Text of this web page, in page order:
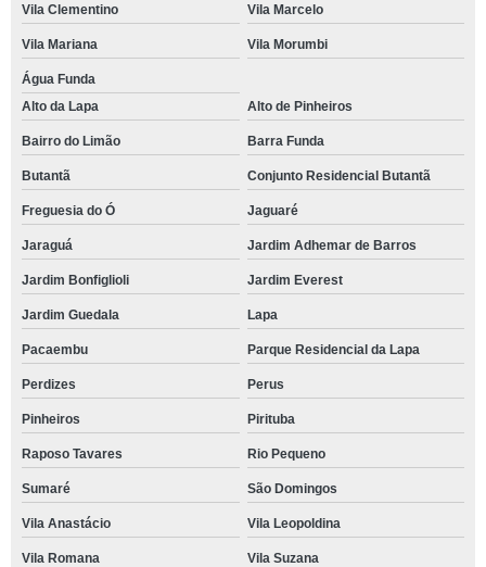
Vila Clementino Vila Marcelo
Vila Mariana Vila Morumbi
Água Funda
Alto da Lapa
Alto de Pinheiros
Bairro do Limão Barra Funda
Butantã Conjunto Residencial Butantã
Freguesia do Ó Jaguaré
Jaraguá Jardim Adhemar de Barros
Jardim Bonfiglioli Jardim Everest
Jardim Guedala Lapa
Pacaembu Parque Residencial da Lapa
Perdizes Perus
Pinheiros Pirituba
Raposo Tavares Rio Pequeno
Sumaré São Domingos
Vila Anastácio Vila Leopoldina
Vila Romana Vila Suzana